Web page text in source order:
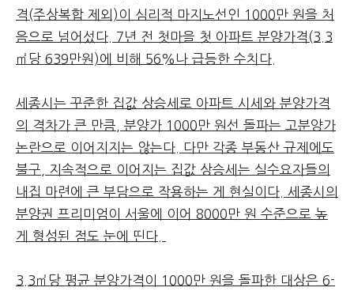
격(주상복합 제외)이 심리적 마지노선인 1000만 원을 처
음으로 넘어섰다. 7년 전 첫마을 첫 아파트 분양가격(3.3
㎡당 639만원)에 비해 56%나 급등한 수치다.
세종시는 꾸준한 집값 상승세로 아파트 시세와 분양가격
의 격차가 큰 만큼, 분양가 1000만 원선 돌파는 고분양가
논란으로 이어지지는 않는다. 다만 각종 부동산 규제에도
불구, 지속적으로 이어지는 집값 상승세는 실수요자들의
내집 마련에 큰 부담으로 작용하는 게 현실이다. 세종시의
분양권 프리미엄이 서울에 이어 8000만 원 수준으로 높
게 형성된 점도 눈에 띤다.
3.3㎡당 평균 분양가격이 1000만 원을 돌파한 대상은 6-